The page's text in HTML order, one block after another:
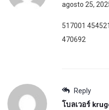
agosto 25,
517001
470692
Reply
โบลเวอร์